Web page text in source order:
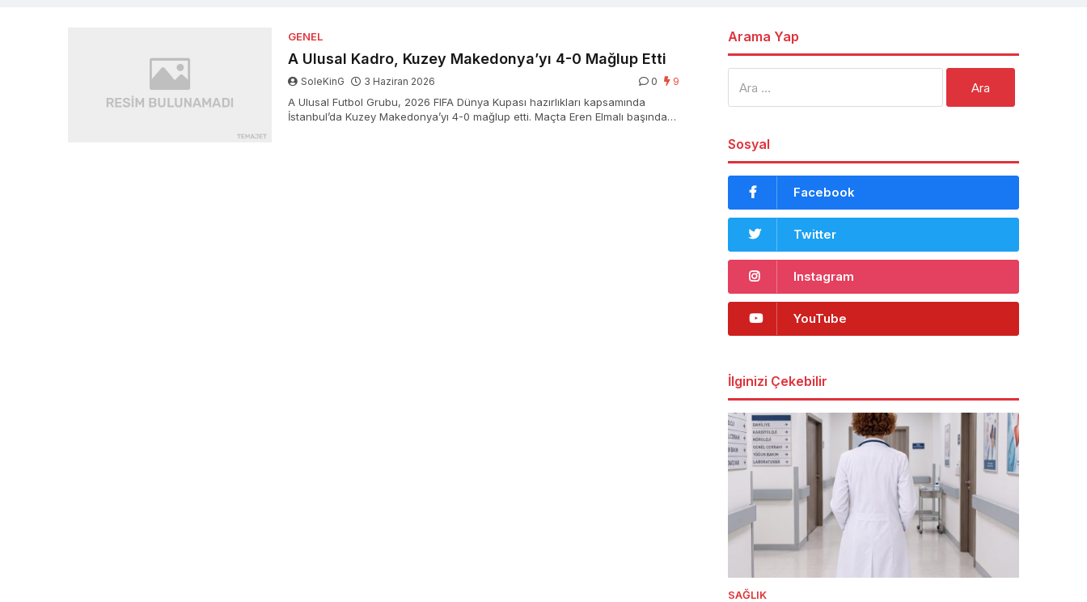
GENEL
A Ulusal Kadro, Kuzey Makedonya’yı 4-0 Mağlup Etti
SoleKinG 3 Haziran 2026 0 9
A Ulusal Futbol Grubu, 2026 FIFA Dünya Kupası hazırlıkları kapsamında
İstanbul’da Kuzey Makedonya’yı 4-0 mağlup etti. Maçta Eren Elmalı başından
Arama Yap
Sosyal
Facebook
Twitter
Instagram
YouTube
İlginizi Çekebilir
SAĞLIK